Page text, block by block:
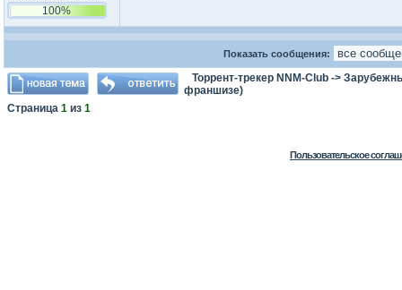
100%
Показать сообщения:
Торрент-трекер NNM-Club ->
франшизе)
Страница 1 из 1
Пользовательское